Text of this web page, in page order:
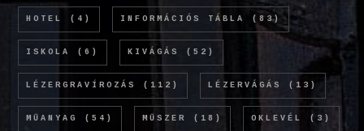
HOTEL (4) INFORMÁCIÓS TÁBLA (83)
ISKOLA (6) KIVÁGÁS (52)
LÉZERGRAVÍROZÁS (112) LÉZERVÁGÁS (13)
MŰANYAG (54) MŰSZER (18) OKLEVÉL (3)